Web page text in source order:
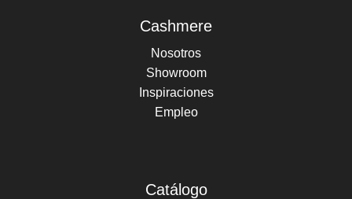
Cashmere
Nosotros
Showroom
Inspiraciones
Empleo
Catálogo